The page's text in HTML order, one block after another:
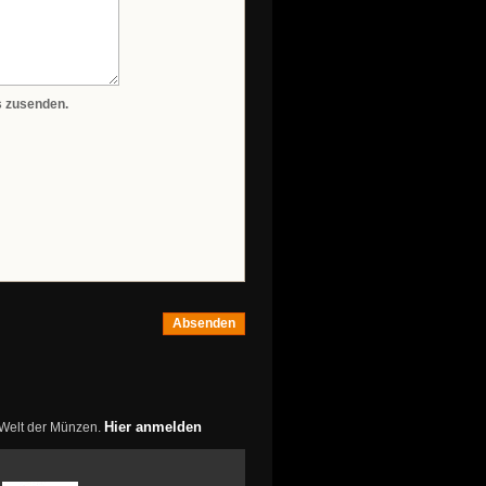
zusenden.
Absenden
der Münzen. Hier anmelden